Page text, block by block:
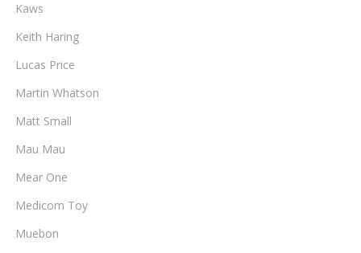
Kaws
Keith Haring
Lucas Price
Martin Whatson
Matt Small
Mau Mau
Mear One
Medicom Toy
Muebon